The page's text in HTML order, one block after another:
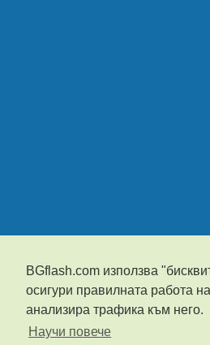
BGflash.com използва
осигури правилната работа
анализира трафика към него.
Научи повече